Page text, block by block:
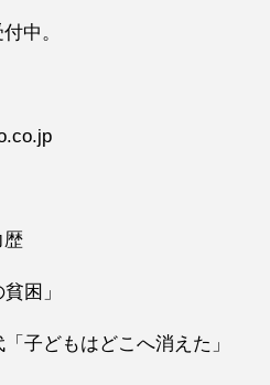
中。
歴
困」
子どもはどこへ消えた」